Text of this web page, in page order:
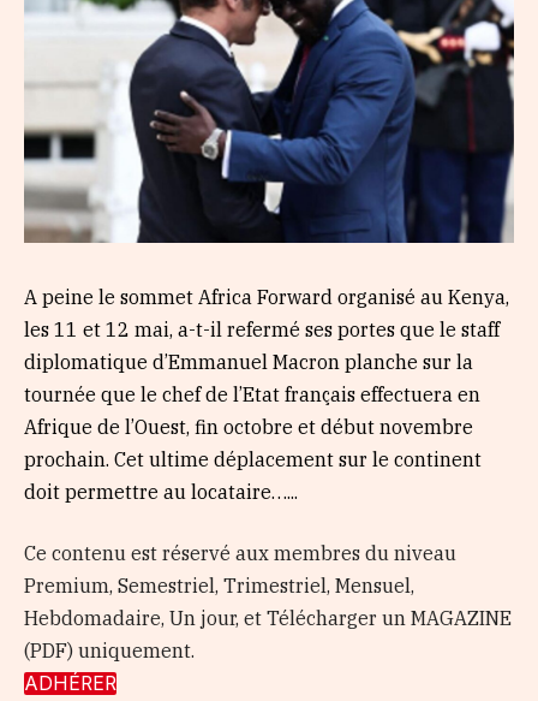
A peine le sommet Africa Forward organisé au Kenya,
les 11 et 12 mai, a-t-il refermé ses portes que le staff
diplomatique d’Emmanuel Macron planche sur la
tournée que le chef de l’Etat français effectuera en
Afrique de l’Ouest, fin octobre et début novembre
prochain. Cet ultime déplacement sur le continent
doit permettre au locataire…...
Ce contenu est réservé aux membres du niveau
Premium, Semestriel, Trimestriel, Mensuel,
Hebdomadaire, Un jour, et Télécharger un MAGAZINE
(PDF) uniquement.
ADHÉRER